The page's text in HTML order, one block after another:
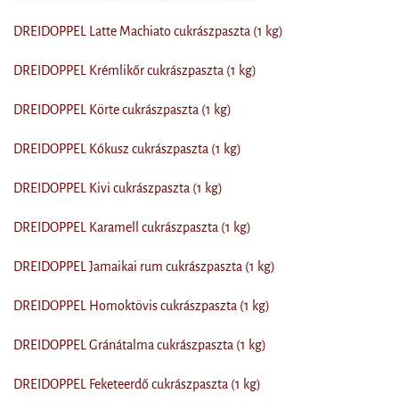
DREIDOPPEL Latte Machiato cukrászpaszta (1 kg)
DREIDOPPEL Krémlikőr cukrászpaszta (1 kg)
DREIDOPPEL Körte cukrászpaszta (1 kg)
DREIDOPPEL Kókusz cukrászpaszta (1 kg)
DREIDOPPEL Kivi cukrászpaszta (1 kg)
DREIDOPPEL Karamell cukrászpaszta (1 kg)
DREIDOPPEL Jamaikai rum cukrászpaszta (1 kg)
DREIDOPPEL Homoktövis cukrászpaszta (1 kg)
DREIDOPPEL Gránátalma cukrászpaszta (1 kg)
DREIDOPPEL Feketeerdő cukrászpaszta (1 kg)